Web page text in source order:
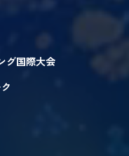
グ国際大会